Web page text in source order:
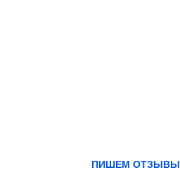
ПИШЕМ ОТЗЫВЫ